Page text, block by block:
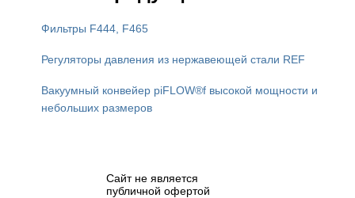
Фильтры F444, F465
Регуляторы давления из нержавеющей стали REF
Вакуумный конвейер piFLOW®f высокой мощности и
небольших размеров
Сайт не является
публичной офертой